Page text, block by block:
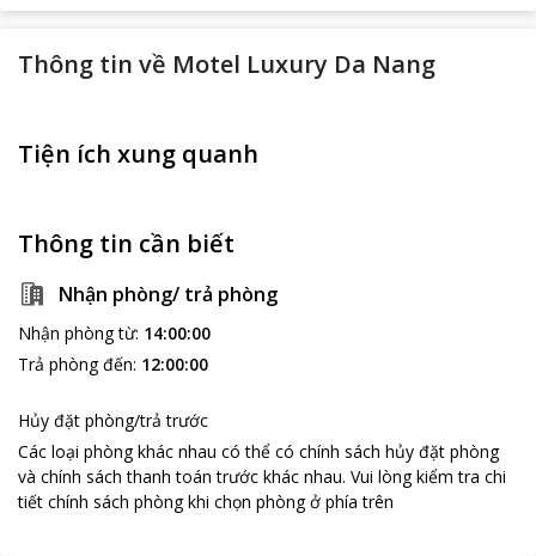
Thông tin về Motel Luxury Da Nang
Tiện ích xung quanh
Thông tin cần biết
Nhận phòng/ trả phòng
Nhận phòng từ: 14:00:00
Trả phòng đến: 12:00:00
Hủy đặt phòng/trả trước
Các loại phòng khác nhau có thể có chính sách hủy đặt phòng
và chính sách thanh toán trước khác nhau. Vui lòng kiểm tra chi
tiết chính sách phòng khi chọn phòng ở phía trên